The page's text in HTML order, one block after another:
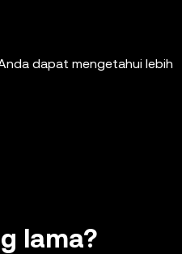
dapat mengetahui lebih
lama?